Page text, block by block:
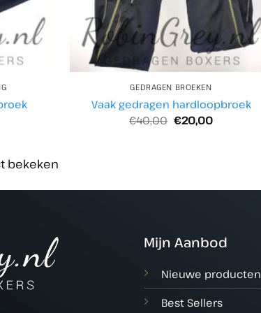
GEDRAGEN BROEKEN
Vaak gedragen hardloopbroek
€40,00 Oorspronkelijke
€20,00Huidige
bekeken
Mijn Aanbod
Nieuwe producten
Best Sellers